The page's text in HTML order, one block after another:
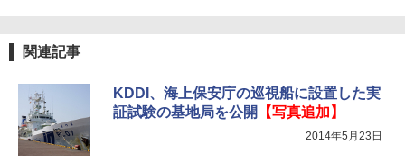
関連記事
KDDI、海上保安庁の巡視船に設置した実
証試験の基地局を公開
【写真追加】
2014年5月23日